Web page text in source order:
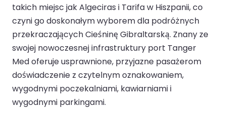
takich miejsc jak Algeciras i Tarifa w Hiszpanii, co
czyni go doskonałym wyborem dla podróżnych
przekraczających Cieśninę Gibraltarską. Znany ze
swojej nowoczesnej infrastruktury port Tanger
Med oferuje usprawnione, przyjazne pasażerom
doświadczenie z czytelnym oznakowaniem,
wygodnymi poczekalniami, kawiarniami i
wygodnymi parkingami.